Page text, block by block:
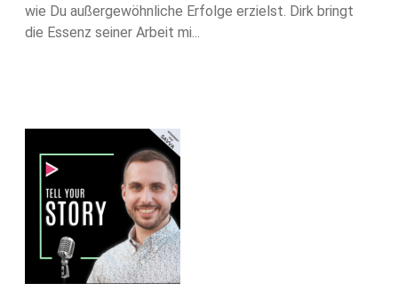
wie Du außergewöhnliche Erfolge erzielst. Dirk bringt
die Essenz seiner Arbeit mi...